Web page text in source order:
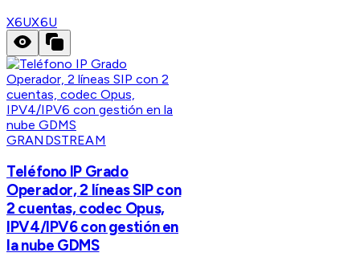
X6UX6U
GRANDSTREAM
Teléfono IP Grado
Operador, 2 líneas SIP con
2 cuentas, codec Opus,
IPV4/IPV6 con gestión en
la nube GDMS